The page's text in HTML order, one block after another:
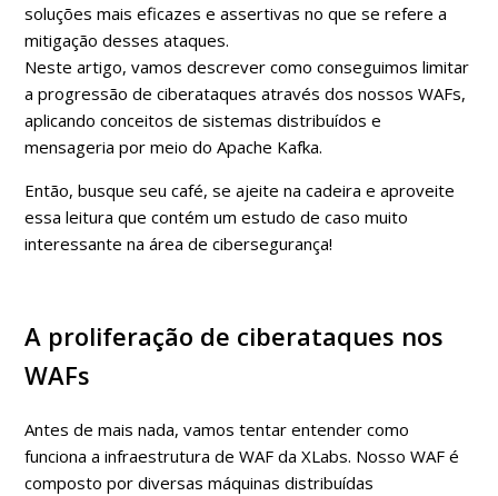
soluções mais eficazes e assertivas no que se refere a
mitigação desses ataques.
Neste artigo, vamos descrever como conseguimos limitar
a progressão de ciberataques através dos nossos WAFs,
aplicando conceitos de sistemas distribuídos e
mensageria por meio do Apache Kafka.
Então, busque seu café, se ajeite na cadeira e aproveite
essa leitura que contém um estudo de caso muito
interessante na área de cibersegurança!
A proliferação de ciberataques nos
WAFs
Antes de mais nada, vamos tentar entender como
funciona a infraestrutura de WAF da XLabs. Nosso WAF é
composto por diversas máquinas distribuídas